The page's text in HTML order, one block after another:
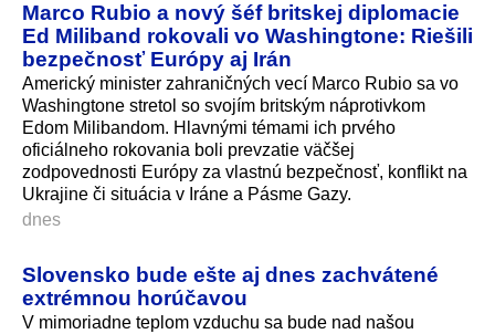
Marco Rubio a nový šéf britskej diplomacie
Ed Miliband rokovali vo Washingtone: Riešili
bezpečnosť Európy aj Irán
Americký minister zahraničných vecí Marco Rubio sa vo
Washingtone stretol so svojím britským náprotivkom
Edom Milibandom. Hlavnými témami ich prvého
oficiálneho rokovania boli prevzatie väčšej
zodpovednosti Európy za vlastnú bezpečnosť, konflikt na
Ukrajine či situácia v Iráne a Pásme Gazy.
dnes
Slovensko bude ešte aj dnes zachvátené
extrémnou horúčavou
V mimoriadne teplom vzduchu sa bude nad našou